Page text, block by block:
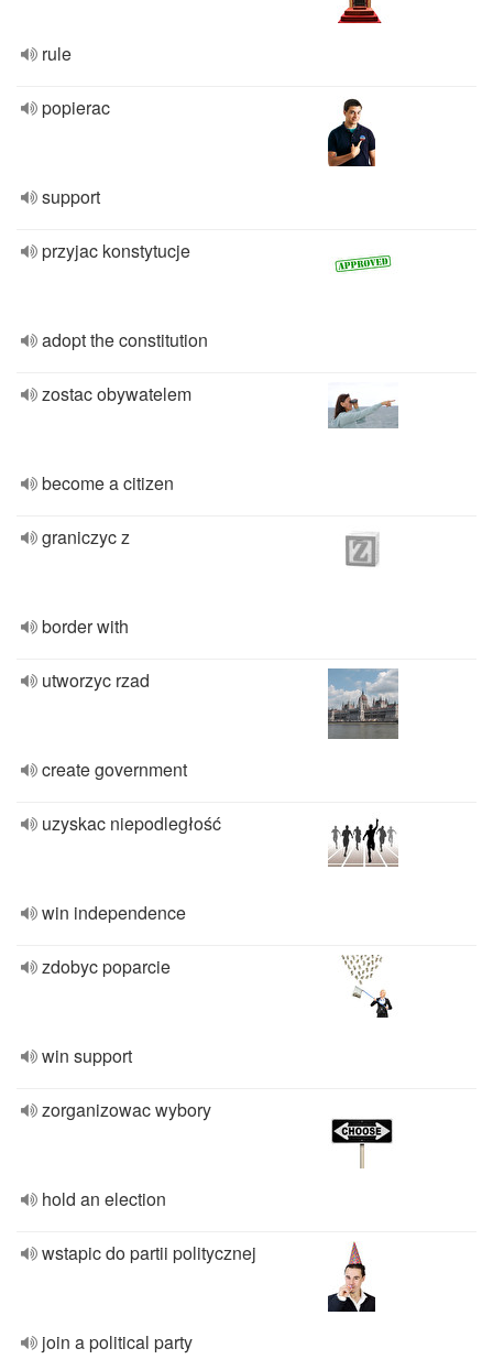
rule
popierac
support
przyjac konstytucje
adopt the constitution
zostac obywatelem
become a citizen
graniczyc z
border with
utworzyc rzad
create government
uzyskac niepodległość
win independence
zdobyc poparcie
win support
zorganizowac wybory
hold an election
wstapic do partii politycznej
join a political party